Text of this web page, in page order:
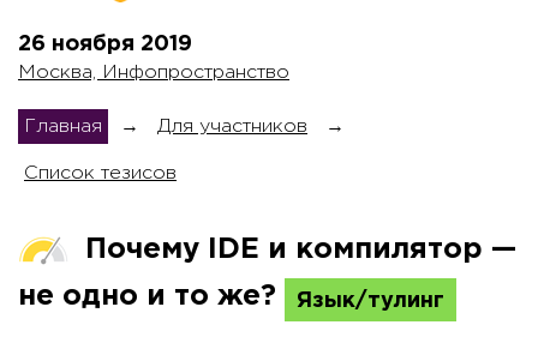
26 ноября 2019
Москва, Инфопространство
Главная → Для участников →
Список тезисов
Почему IDE и компилятор —
не одно и то же?
Язык/тулинг